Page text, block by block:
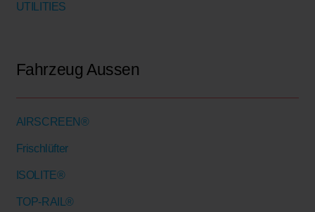
UTILITIES
Fahrzeug Aussen
AIRSCREEN®
Frischlüfter
ISOLITE®
TOP-RAIL®